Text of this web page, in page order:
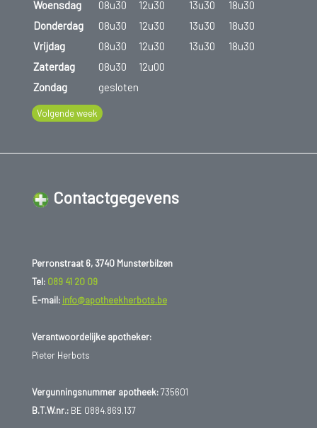
Woensdag
08u30 12u30 13u30
18u30
Donderdag
08u30 12u30 13u30
18u30
Vrijdag
08u30 12u30 13u30
18u30
Zaterdag
08u30
12u00
Zondag
gesloten
Volgende week
Contactgegevens
Perronstraat 6, 3740 Munsterbilzen
Tel: 089 41 20 09
E-mail: info@apotheekherbots.be
Verantwoordelijke apotheker:
Pieter Herbots
Vergunningsnummer apotheek:735601
B.T.W.nr.:BE 0884.869.137